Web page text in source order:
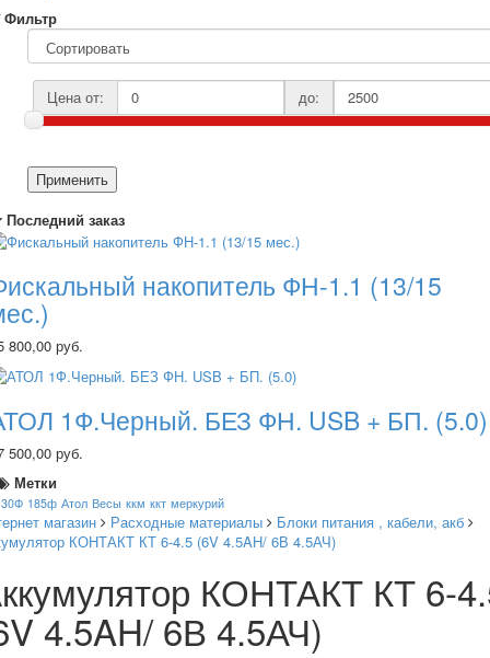
Фильтр
Цена от: до:
Применить
Последний заказ
накопитель ФН-1.1 (13/15
800,00 руб.
1Ф.Черный. БЕЗ ФН. USB + БП. (5.0)
500,00 руб.
Метки
185ф Атол Весы ккм ккт меркурий
магазин Расходные материалы
Блоки питания , кабели, акб
КОНТАКТ КТ 6-4.5 (6V 4.5AH/ 6В 4.5АЧ)
КОНТАКТ КТ 6-
4.5AH/ 6В 4.5АЧ)